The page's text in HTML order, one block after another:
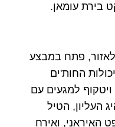
בירת עומאן.
פתח במבצע
החות'ים
למגעים עם
העליון, הטיל
האיראני, ואירח